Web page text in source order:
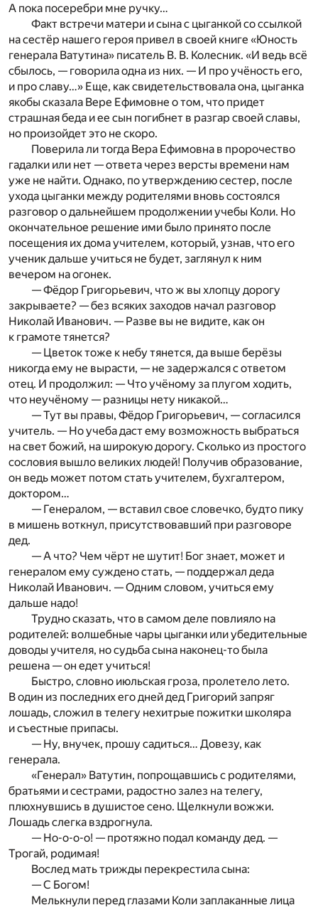
А пока посеребри мне ручку…
Факт встречи матери и сына с цыганкой со ссылкой
на сестёр нашего героя привел в своей книге «Юность
генерала Ватутина» писатель В. В. Колесник. «И ведь всё
сбылось, — говорила одна из них. — И про учёность его,
и про славу…» Еще, как свидетельствовала она, цыганка
якобы сказала Вере Ефимовне о том, что придет
страшная беда и ее сын погибнет в разгар своей славы,
но произойдет это не скоро.
Поверила ли тогда Вера Ефимовна в пророчество
гадалки или нет — ответа через версты времени нам
уже не найти. Однако, по утверждению сестер, после
ухода цыганки между родителями вновь состоялся
разговор о дальнейшем продолжении учебы Коли. Но
окончательное решение ими было принято после
посещения их дома учителем, который, узнав, что его
ученик дальше учиться не будет, заглянул к ним
вечером на огонек.
— Фёдор Григорьевич, что ж вы хлопцу дорогу
закрываете? — без всяких заходов начал разговор
Николай Иванович. — Разве вы не видите, как он
к грамоте тянется?
— Цветок тоже к небу тянется, да выше берёзы
никогда ему не вырасти, — не задержался с ответом
отец. И продолжил: — Что учёному за плугом ходить,
что неучёному — разницы нету никакой…
— Тут вы правы, Фёдор Григорьевич, — согласился
учитель. — Но учеба даст ему возможность выбраться
на свет божий, на широкую дорогу. Сколько из простого
сословия вышло великих людей! Получив образование,
он ведь может потом стать учителем, бухгалтером,
доктором…
— Генералом, — вставил свое словечко, будто пику
в мишень воткнул, присутствовавший при разговоре
дед.
— А что? Чем чёрт не шутит! Бог знает, может и
генералом ему суждено стать, — поддержал деда
Николай Иванович. — Одним словом, учиться ему
дальше надо!
Трудно сказать, что в самом деле повлияло на
родителей: волшебные чары цыганки или убедительные
доводы учителя, но судьба сына наконец-то была
решена — он едет учиться!
Быстро, словно июльская гроза, пролетело лето.
В один из последних его дней дед Григорий запряг
лошадь, сложил в телегу нехитрые пожитки школяра
и съестные припасы.
— Ну, внучек, прошу садиться… Довезу, как
генерала.
«Генерал» Ватутин, попрощавшись с родителями,
братьями и сестрами, радостно залез на телегу,
плюхнувшись в душистое сено. Щелкнули вожжи.
Лошадь слегка вздрогнула.
— Но-о-о-о! — протяжно подал команду дед. —
Трогай, родимая!
Вослед мать трижды перекрестила сына:
— С Богом!
Мелькнули перед глазами Коли заплаканные лица